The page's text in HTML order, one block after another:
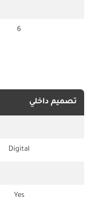
6
تصميم داخلي
Digital
Yes